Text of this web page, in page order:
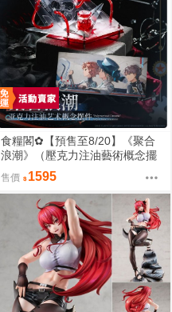
食糧閣✿【預售至8/20】《聚合
浪潮》（壓克力注油藝術概念擺
件）重返未来1999／原子之心／
聚合浪潮／聯動／雙生舞伶／諾
拉／泥鯭的士／紙信圈兒／寬檐
帽／瑪麗安娜／北方哨歌／維爾
汀／十四行詩
售價 1595